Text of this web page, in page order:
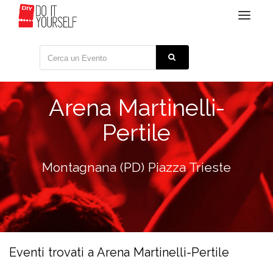
Toggle
Arena Martinelli-
Pertile
Montagnana (PD) Piazza Trieste
Eventi trovati a Arena Martinelli-Pertile